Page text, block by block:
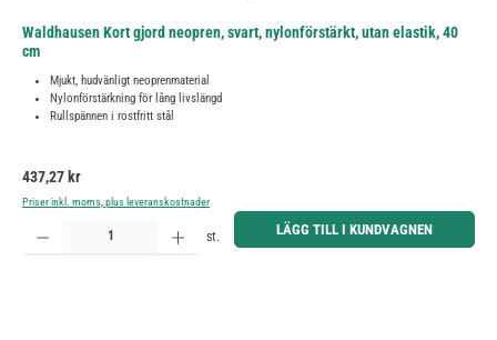
Waldhausen Kort gjord neopren, svart, nylonförstärkt, utan elastik, 40
cm
Mjukt, hudvänligt neoprenmaterial
Nylonförstärkning för lång livslängd
Rullspännen i rostfritt stål
Ordinarie pris:
437,27 kr
Priser inkl. moms, plus leveranskostnader
Produktkvantitet: Ange önskat belopp eller använd knapparna för att öka eller minska kvantiteten.
st. LÄGG TILL I KUNDVAGNEN